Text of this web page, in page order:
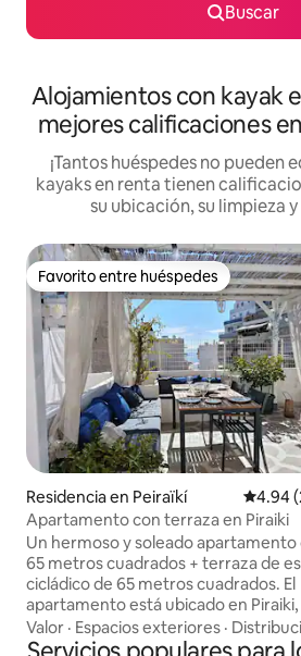
Buscar
Alojamientos con kayak
mejores calificaciones
¡Tantos huéspedes no pueden
kayaks en renta tienen
su ubicación, su limpieza
Favorito entre huéspedes
Favorito entre huéspedes
Residencia en Peiraïkí
4.94
Apartamento con terraza en Piraiki
Un hermoso y soleado apartamento
65 metros cuadrados + terraza de
cicládico de 65 metros cuadrados. El
apartamento está ubicado en Piraiki,
zona más idílica de El Pireo. Piraiki es
famosa por las tabernas de pescado
Valor · Espacios exteriores ·